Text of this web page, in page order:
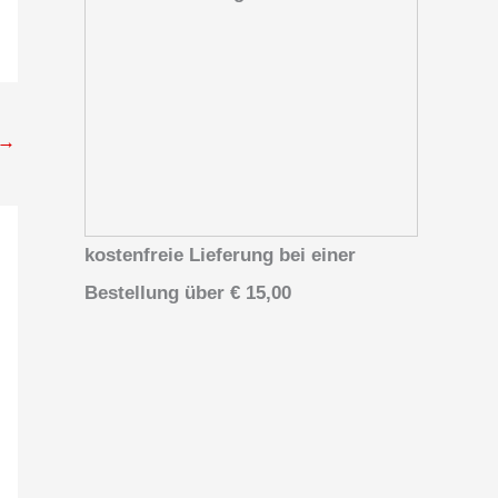
kostenfreie Lieferung bei einer
Bestellung über € 15,00